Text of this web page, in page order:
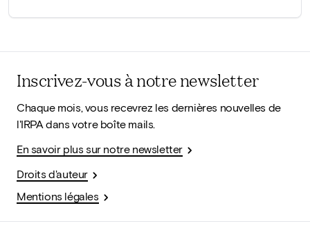
Inscrivez-vous à notre newsletter
Chaque mois, vous recevrez les dernières nouvelles de
l'IRPA dans votre boîte mails.
En savoir plus sur notre newsletter
Droits d'auteur
Mentions légales